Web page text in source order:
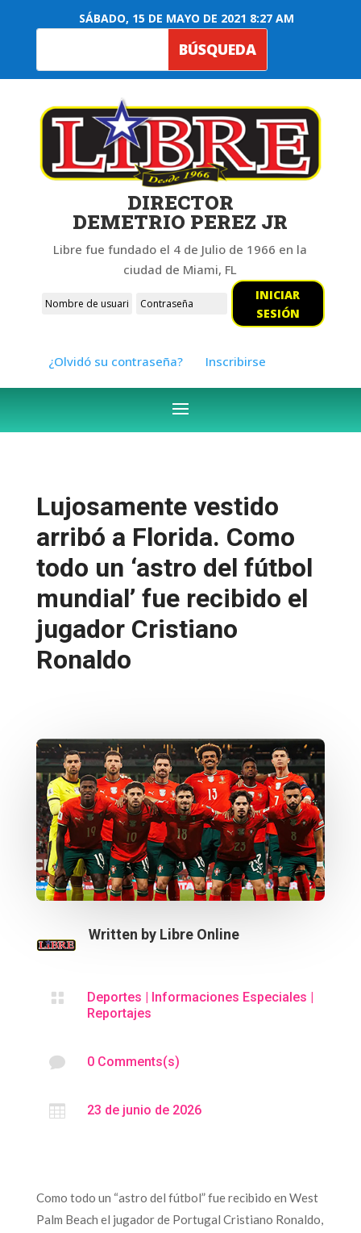
SÁBADO, 15 DE MAYO DE 2021 8:27 AM
DIRECTOR
DEMETRIO PEREZ JR
Libre fue fundado el 4 de Julio de 1966 en la
ciudad de Miami, FL
INICIAR
SESIÓN
¿Olvidó su contraseña? Inscribirse
Lujosamente vestido
arribó a Florida. Como
todo un ‘astro del fútbol
mundial’ fue recibido el
jugador Cristiano
Ronaldo
Written by Libre Online
 Deportes | Informaciones Especiales |
Reportajes
 0 Comments(s)
 23 de junio de 2026
Como todo un “astro del fútbol” fue recibido en West
Palm Beach el jugador de Portugal Cristiano Ronaldo,